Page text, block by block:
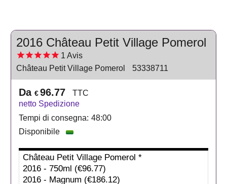
2016 Château Petit Village Pomerol
1 Avis
Château Petit Village Pomerol
53338711
Da €96.77
TTC
netto Spedizione
Tempi di consegna: 48:00
Disponibile